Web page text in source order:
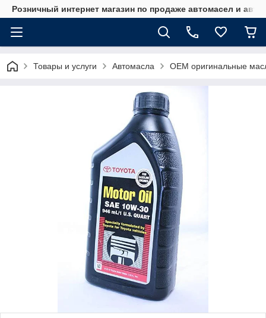
Розничный интернет магазин по продаже автомасел и
Товары и услуги Автомасла OEM оригинальные